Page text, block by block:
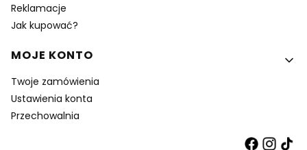
Reklamacje
Jak kupować?
MOJE KONTO
Twoje zamówienia
Ustawienia konta
Przechowalnia